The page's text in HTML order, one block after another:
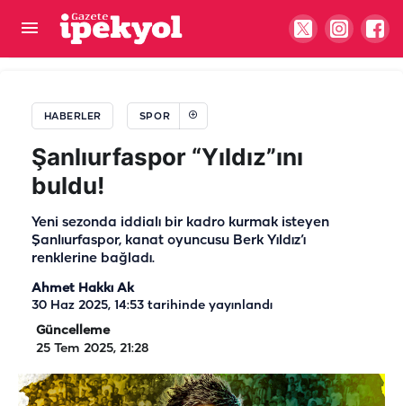
HABERLER SPOR
Şanlıurfaspor “Yıldız”ını
buldu!
Yeni sezonda iddialı bir kadro kurmak isteyen
Şanlıurfaspor, kanat oyuncusu Berk Yıldız’ı
renklerine bağladı.
Ahmet Hakkı Ak
30 Haz 2025, 14:53 tarihinde yayınlandı
Güncelleme
25 Tem 2025, 21:28
Şanlıurfa'nın yeni yıldızı geliyor! Galatasaray'da